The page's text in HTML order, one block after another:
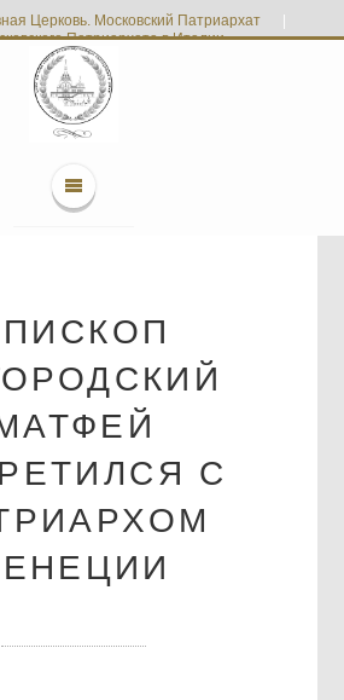
Церковь. Московский Патриархат
Патриархата в Италии
С